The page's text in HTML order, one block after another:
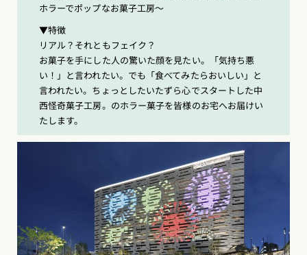
ホラーでポップなお菓子工房〜
▼特徴
リアル？それともフェイク？
お菓子を手にした人の驚いた顔を見たい。「気持ち悪
い！」と言われたい。でも「食べてみたらおいしい」と
言われたい。ちょっとしたいたずら心でスタートした中
西怪奇菓子工房。のホラー菓子を皆様のお宅へお届けい
たします。